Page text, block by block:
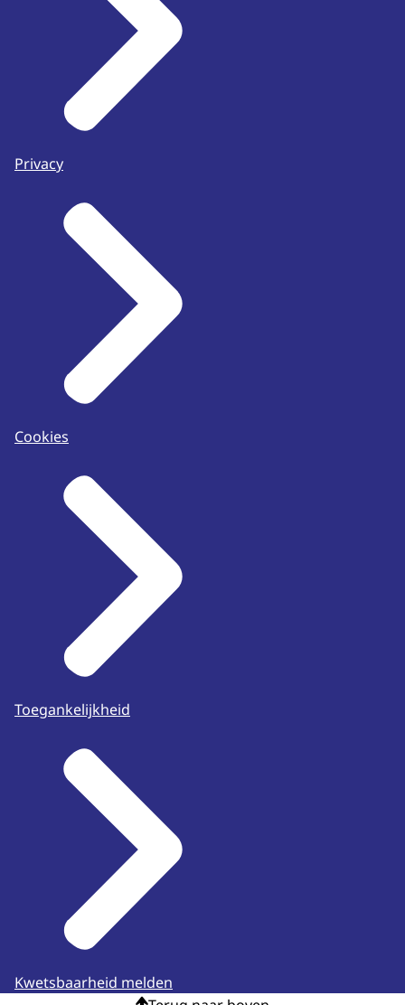
Privacy
Cookies
Toegankelijkheid
Kwetsbaarheid melden